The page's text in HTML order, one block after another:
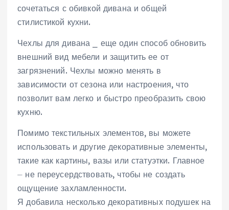
сочетаться с обивкой дивана и общей
стилистикой кухни.
Чехлы для дивана ⎯ еще один способ обновить
внешний вид мебели и защитить ее от
загрязнений. Чехлы можно менять в
зависимости от сезона или настроения, что
позволит вам легко и быстро преобразить свою
кухню.
Помимо текстильных элементов, вы можете
использовать и другие декоративные элементы,
такие как картины, вазы или статуэтки. Главное
⏤ не переусердствовать, чтобы не создать
ощущение захламленности.
Я добавила несколько декоративных подушек на